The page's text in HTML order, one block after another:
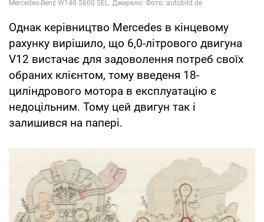
Однак керівництво Mercedes в кінцевому
рахунку вирішило, що 6,0-літрового двигуна
V12 вистачає для задоволення потреб своїх
обраних клієнтом, тому введеня 18-
циліндрового мотора в експлуатацію є
недоцільним. Тому цей двигун так і
залишився на папері.